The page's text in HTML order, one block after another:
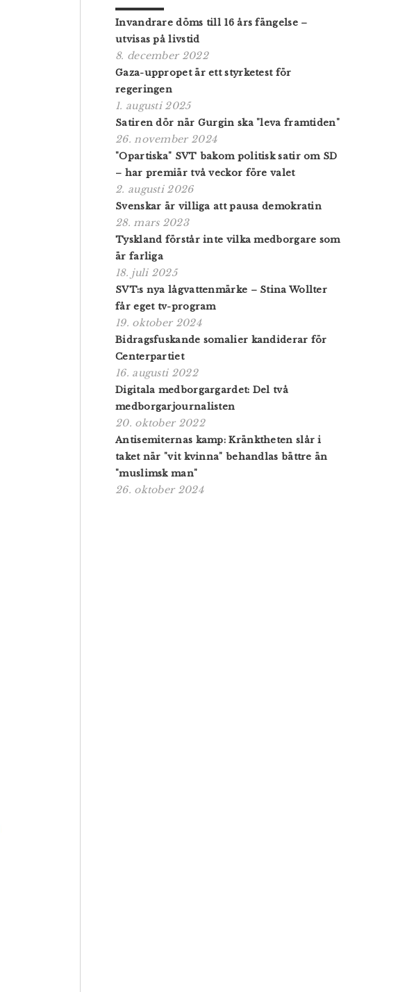
Invandrare döms till 16 års fängelse –
utvisas på livstid
8. december 2022
Gaza-uppropet är ett styrketest för
regeringen
1. augusti 2025
Satiren dör när Gurgin ska "leva framtiden"
26. november 2024
"Opartiska" SVT bakom politisk satir om SD
– har premiär två veckor före valet
2. augusti 2026
Svenskar är villiga att pausa demokratin
28. mars 2023
Tyskland förstår inte vilka medborgare som
är farliga
18. juli 2025
SVT:s nya lågvattenmärke – Stina Wollter
får eget tv-program
19. oktober 2024
Bidragsfuskande somalier kandiderar för
Centerpartiet
16. augusti 2022
Digitala medborgargardet: Del två
medborgarjournalisten
20. oktober 2022
Antisemiternas kamp: Kränktheten slår i
taket när "vit kvinna" behandlas bättre än
"muslimsk man"
26. oktober 2024